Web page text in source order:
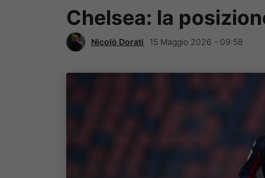
Chelsea: la
Nicolò Dorati 15 Maggio 2026 - 09:58